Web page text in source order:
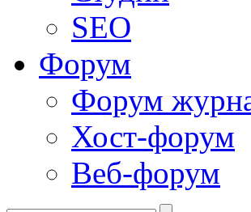
SEO
Форум
Форум
Хост-форум
Веб-форум